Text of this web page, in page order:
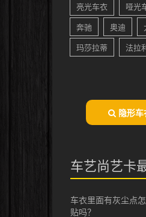
亮光车衣 哑光
奔驰
奥迪
玛莎拉蒂
法拉
隐形
车艺尚艺卡
车衣里面有灰尘点
贴吗？